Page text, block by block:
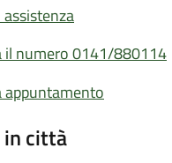
il numero 0141/880114
appuntamento
città